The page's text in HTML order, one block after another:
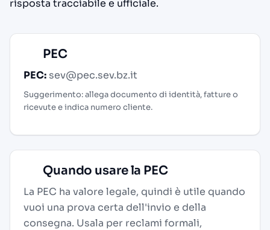
risposta tracciabile e ufficiale.
PEC
PEC: sev@pec.sev.bz.it
Suggerimento: allega documento di identità, fatture o
ricevute e indica numero cliente.
Quando usare la PEC
La PEC ha valore legale, quindi è utile quando
vuoi una prova certa dell'invio e della
consegna. Usala per reclami formali,